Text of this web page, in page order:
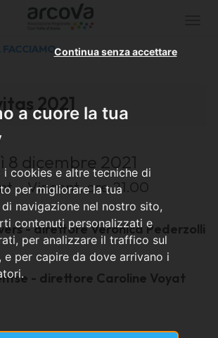
a cuore la tua
i cookies e altre tecniche di
per migliorare la tua
navigazione nel nostro sito,
contenuti personalizzati e
per analizzare il traffico sul
e per capire da dove arrivano i
Continua senza accettare
FACCIAMO
2021
8 dicembre 2021
- Vincent, ore 21.00
- direttore Veronica Pederzolli
- direttore Caroline Voyat